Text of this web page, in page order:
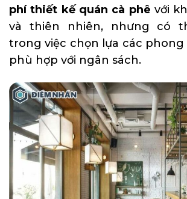
phí thiết kế quán cà phê với
và thiên nhiên, nhưng có
trong việc chọn lựa các
phù hợp với ngân sách.